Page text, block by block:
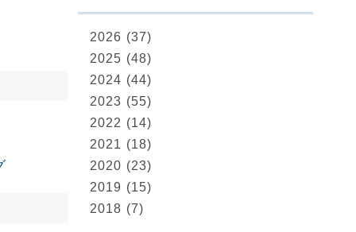
2026 (37)
2025 (48)
2024 (44)
2023 (55)
2022 (14)
2021 (18)
2020 (23)
2019 (15)
2018 (7)